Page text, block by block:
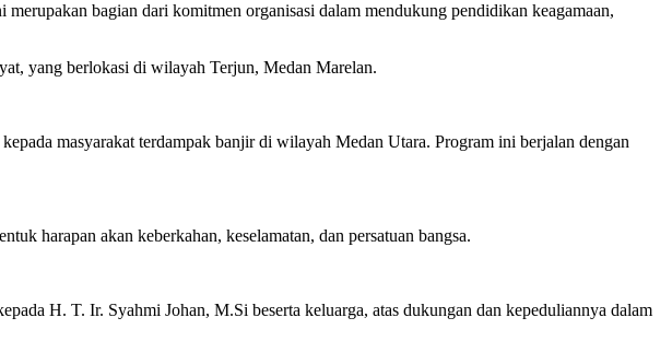
bagian dari komitmen organisasi dalam mendukung pendidikan keagamaan,
yang berlokasi di wilayah Terjun, Medan Marelan.
masyarakat terdampak banjir di wilayah Medan Utara. Program ini berjalan dengan
harapan akan keberkahan, keselamatan, dan persatuan bangsa.
H. T. Ir. Syahmi Johan, M.Si beserta keluarga, atas dukungan dan kepeduliannya dalam